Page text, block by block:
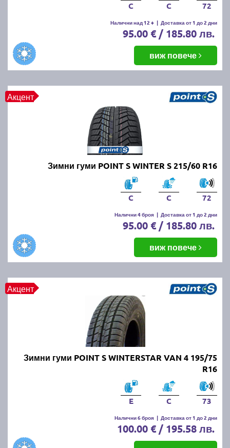
C C 72
Налични над 12 + | Доставка от 1 до 2 дни
95.00 € / 185.80 лв.
виж повече
Акцент
Зимни гуми POINT S WINTER S 215/60 R16
C C 72
Налични 4 броя | Доставка от 1 до 2 дни
95.00 € / 185.80 лв.
виж повече
Акцент
Зимни гуми POINT S WINTERSTAR VAN 4 195/75
R16
E C 73
Налични 6 броя | Доставка от 1 до 2 дни
100.00 € / 195.58 лв.